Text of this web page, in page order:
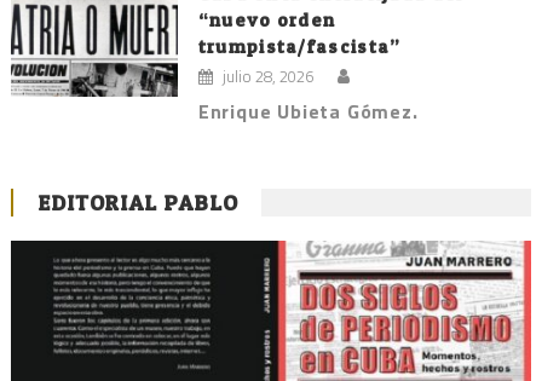
“nuevo orden
trumpista/fascista”
julio 28, 2026
Enrique Ubieta Gómez.
EDITORIAL PABLO